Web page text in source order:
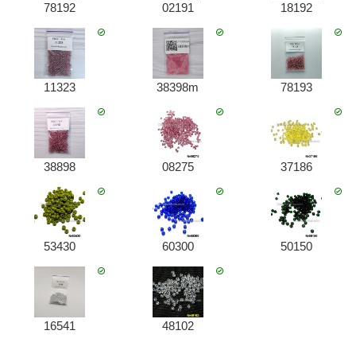
78192 02191 18192
11323 38398m 78193
38898 08275 37186
53430 60300 50150
16541 48102